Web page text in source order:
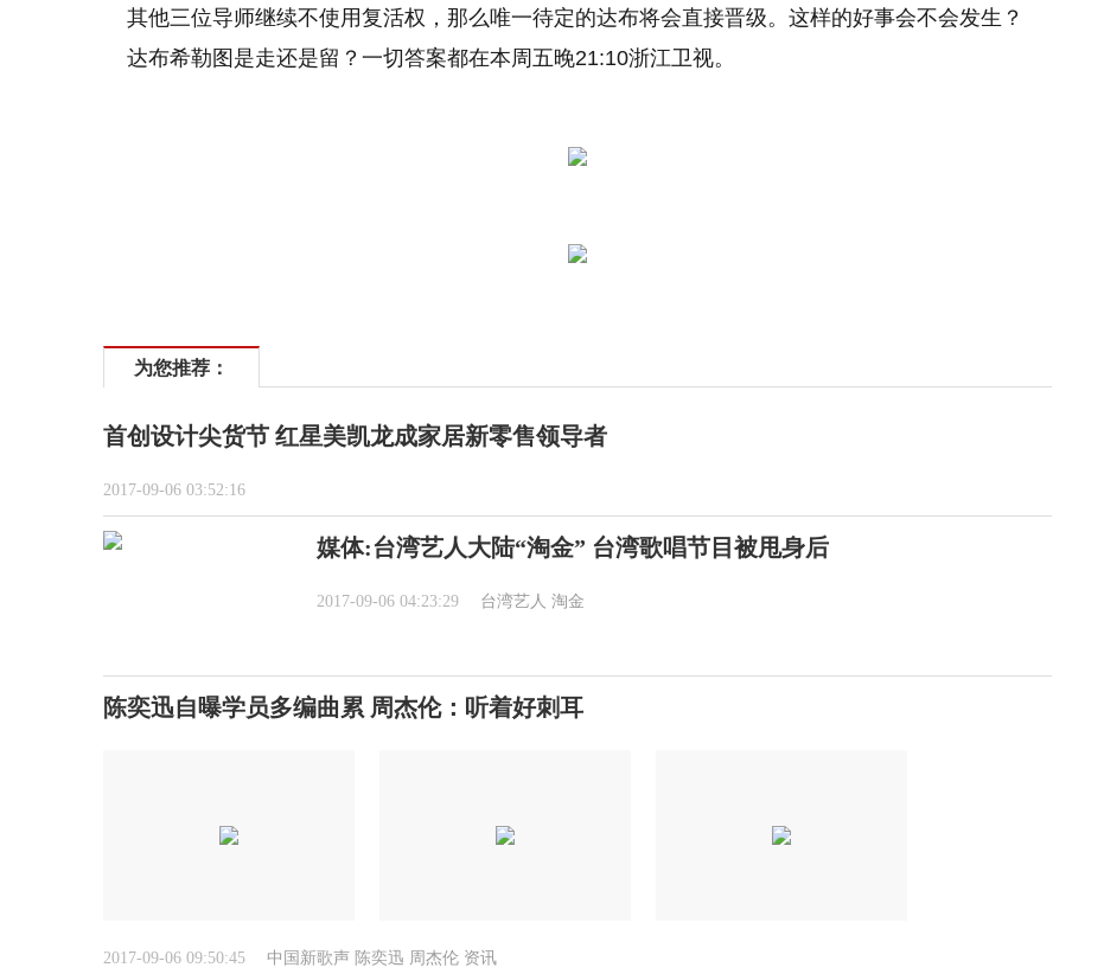
其他三位导师继续不使用复活权，那么唯一待定的达布将会直接晋级。这样的好事会不会发生？
达布希勒图是走还是留？一切答案都在本周五晚21:10浙江卫视。
为您推荐：
首创设计尖货节 红星美凯龙成家居新零售领导者
2017-09-06 03:52:16
媒体:台湾艺人大陆“淘金” 台湾歌唱节目被甩身后
2017-09-06 04:23:29 台湾艺人 淘金
陈奕迅自曝学员多编曲累 周杰伦：听着好刺耳
2017-09-06 09:50:45 中国新歌声 陈奕迅 周杰伦 资讯